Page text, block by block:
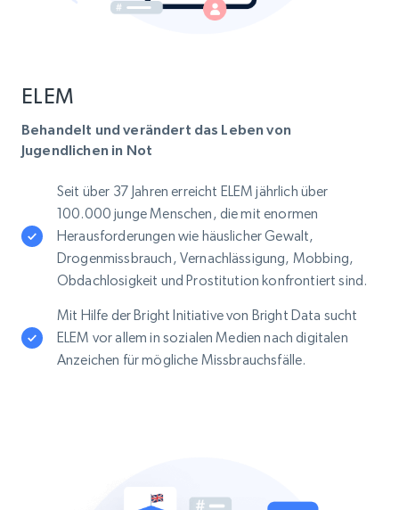
ELEM
Behandelt und verändert das Leben von
Jugendlichen in Not
Seit über 37 Jahren erreicht ELEM jährlich über
100.000 junge Menschen, die mit enormen
Herausforderungen wie häuslicher Gewalt,
Drogenmissbrauch, Vernachlässigung, Mobbing,
Obdachlosigkeit und Prostitution konfrontiert sind.
Mit Hilfe der Bright Initiative von Bright Data sucht
ELEM vor allem in sozialen Medien nach digitalen
Anzeichen für mögliche Missbrauchsfälle.